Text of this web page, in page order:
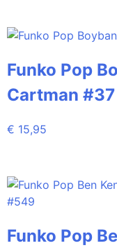
Funko Pop
Cartman #37
€ 15,95
Funko Pop